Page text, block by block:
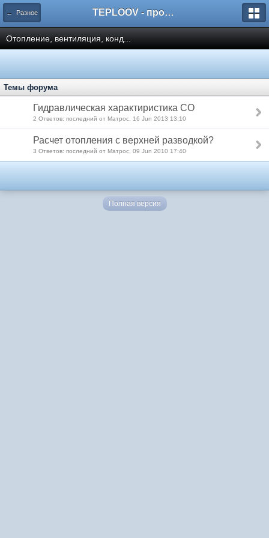
← Разное TEPLOOV - программный комплекс для расчёта систем отопления и вентиляции
Отопление, вентиляция, конд...
Темы форума
Гидравлическая характиристика СО
2 Ответов: последний от Матрос, 16 Jun 2013 13:10
Расчет отопления с верхней разводкой?
3 Ответов: последний от Матрос, 09 Jun 2010 17:40
Полная версия